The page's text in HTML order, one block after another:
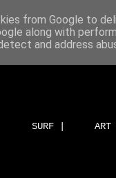
SURF |
from Google to
along with
and address